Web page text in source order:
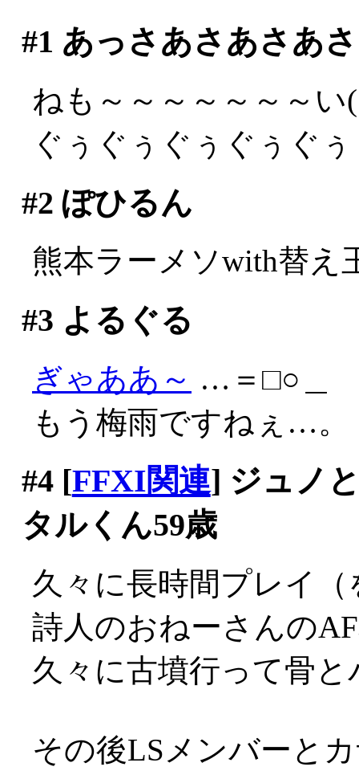
#1 あっさあさあさあ
ねも～～～～～～～い
ぐぅぐぅぐぅぐぅぐ
#2 ぽひるん
熊本ラーメソwith替え
#3 よるぐる
ぎゃああ～ …＝□○＿
もう梅雨ですねぇ…。
#4[FFXI関連] ジュノ
タルくん59歳
久々に長時間プレイ（
詩人のおねーさんの
久々に古墳行って骨
その後LSメンバーと